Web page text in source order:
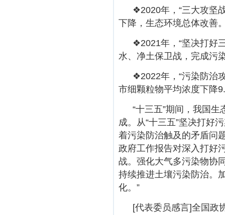
❖2020年，“三大攻坚
下降，生态环境总体改善
❖2021年，“坚决打好
水、净土保卫战，完成污
❖2022年，“污染防治
市细颗粒物平均浓度下降
“十三五”期间，我国
成。从“十三五”坚决打好
着污染防治触及的矛盾问
政府工作报告对深入打好
战。强化大气多污染物协
持续推进土壤污染防治。
化。”
[代表委员感言]全国政